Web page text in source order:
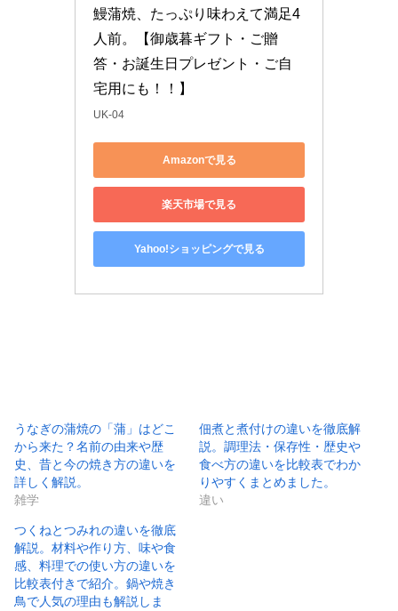
鰻蒲焼、たっぷり味わえて満足4
人前。【御歳暮ギフト・ご贈
答・お誕生日プレゼント・ご自
宅用にも！！】
UK-04
Amazonで見る
楽天市場で見る
Yahoo!ショッピングで見る
うなぎの蒲焼の「蒲」はどこ
から来た？名前の由来や歴
史、昔と今の焼き方の違いを
詳しく解説。
雑学
佃煮と煮付けの違いを徹底解
説。調理法・保存性・歴史や
食べ方の違いを比較表でわか
りやすくまとめました。
違い
つくねとつみれの違いを徹底
解説。材料や作り方、味や食
感、料理での使い方の違いを
比較表付きで紹介。鍋や焼き
鳥で人気の理由も解説しま